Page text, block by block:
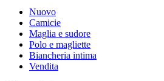
Nuovo
Camicie
Maglia e sudore
Polo e magliette
Biancheria intima
Vendita